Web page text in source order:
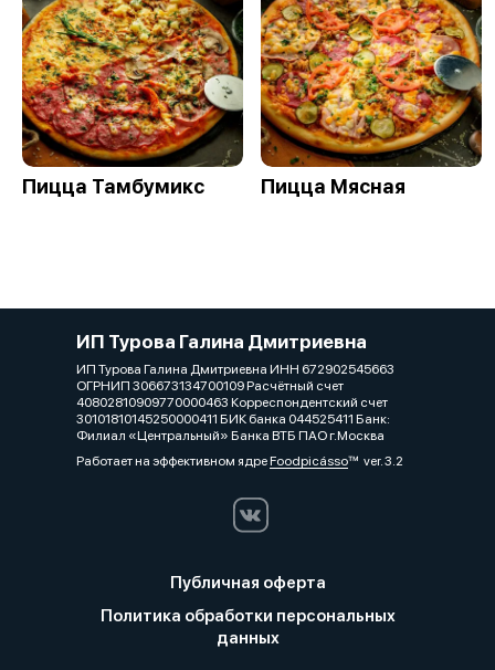
Пицца Тамбумикс Пицца Мясная
ИП Турова Галина Дмитриевна
ИП Турова Галина Дмитриевна ИНН 672902545663
ОГРНИП 306673134700109 Расчётный счет
40802810909770000463 Корреспондентский счет
30101810145250000411 БИК банка 044525411 Банк:
Филиал «Центральный» Банка ВТБ ПАО г.Москва
Работает на эффективном ядреFoodpicássover. 3.2
Публичная оферта
Политика обработки персональных
данных